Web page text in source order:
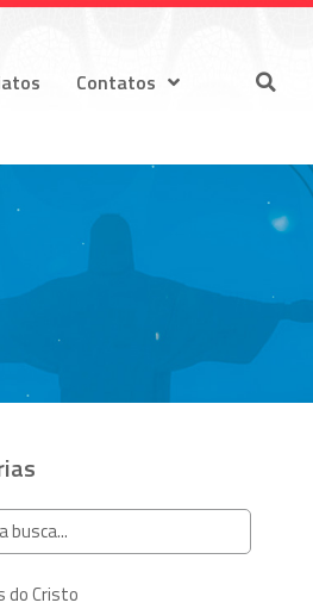
Contatos
do Cristo